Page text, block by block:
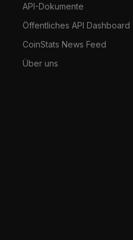
API-Dokumente
Öffentliches API Dashboard
CoinStats News Feed
Über uns